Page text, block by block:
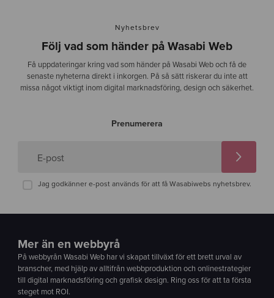
Nyhetsbrev
Följ vad som händer på Wasabi Web
Få uppdateringar kring vad som händer på Wasabi Web och få de
senaste nyheterna direkt i inkorgen. På så sätt riskerar du inte att
missa något viktigt inom digital marknadsföring, design och säkerhet.
Prenumerera
E-post
Jag godkänner e-post används för att få Wasabiwebs nyhetsbrev.
Mer än en webbyrå
På webbyrån Wasabi Web har vi skapat tillväxt för ett brett urval av
branscher, med hjälp av alltifrån webbproduktion och onlinestrategier
till digital marknadsföring och grafisk design. Ring oss för att ta första
steget mot ROI.